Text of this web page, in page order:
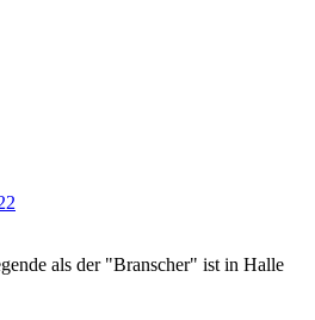
als der "Branscher" ist in Halle